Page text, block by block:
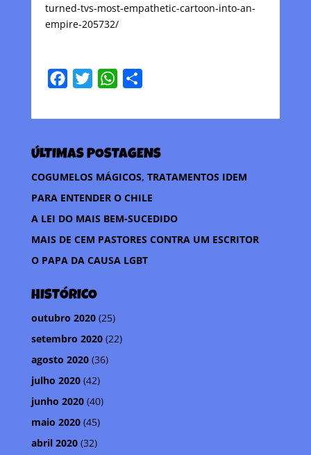
turned-tvs-most-empathetic-cartoon-into-an-
empire-205732/
c
b
o
o
k
i
t
e
r
W
a
s
A
p
p
m
a
r
t
i
l
h
ÚLTIMAS POSTAGENS
COGUMELOS MÁGICOS, TRATAMENTOS IDEM
PARA ENTENDER O CHILE
A LEI DO MAIS BEM-SUCEDIDO
MAIS DE CEM PASTORES CONTRA UM ESCRITOR
O PAPA DA CAUSA LGBT
HISTÓRICO
outubro 2020(25)
setembro 2020(22)
agosto 2020(36)
julho 2020(42)
junho 2020(40)
maio 2020(45)
abril 2020(32)